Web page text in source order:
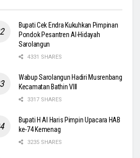
Bupati Cek Endra Kukuhkan Pimpinan
Pondok Pesantren Al-Hidayah
Sarolangun
4331 SHARES
Wabup Sarolangun Hadiri Musrenbang
Kecamatan Bathin VIII
3317 SHARES
Bupati H Al Haris Pimpin Upacara HAB
ke-74 Kemenag
3235 SHARES